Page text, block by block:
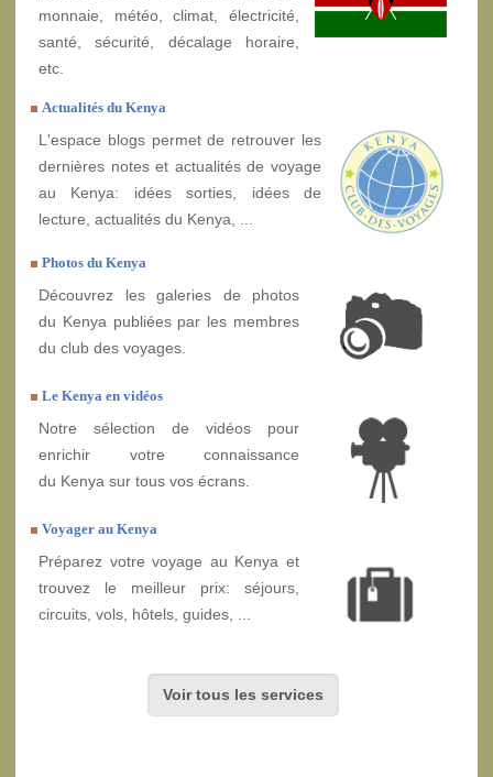
monnaie, météo, climat, électricité,
santé, sécurité, décalage horaire,
etc.
Actualités du Kenya
L'espace blogs permet de retrouver les
dernières notes et actualités de voyage
au Kenya: idées sorties, idées de
lecture, actualités du Kenya, ...
Photos du Kenya
Découvrez les galeries de photos
du Kenya publiées par les membres
du club des voyages.
Le Kenya en vidéos
Notre sélection de vidéos pour
enrichir votre connaissance
du Kenya sur tous vos écrans.
Voyager au Kenya
Préparez votre voyage au Kenya et
trouvez le meilleur prix: séjours,
circuits, vols, hôtels, guides, ...
Voir tous les services